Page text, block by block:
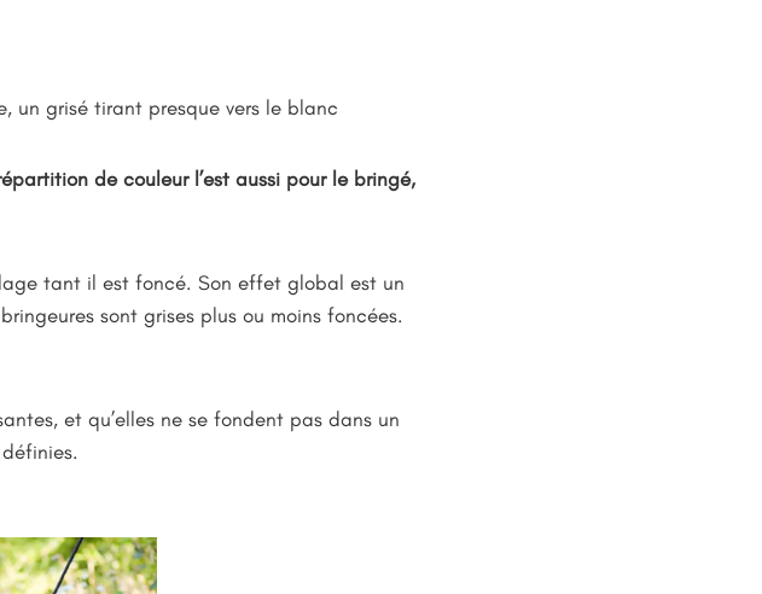
un grisé tirant presque vers le blanc
de couleur l’est aussi pour le bringé,
tant il est foncé. Son effet global est un
sont grises plus ou moins foncées.
et qu’elles ne se fondent pas dans un